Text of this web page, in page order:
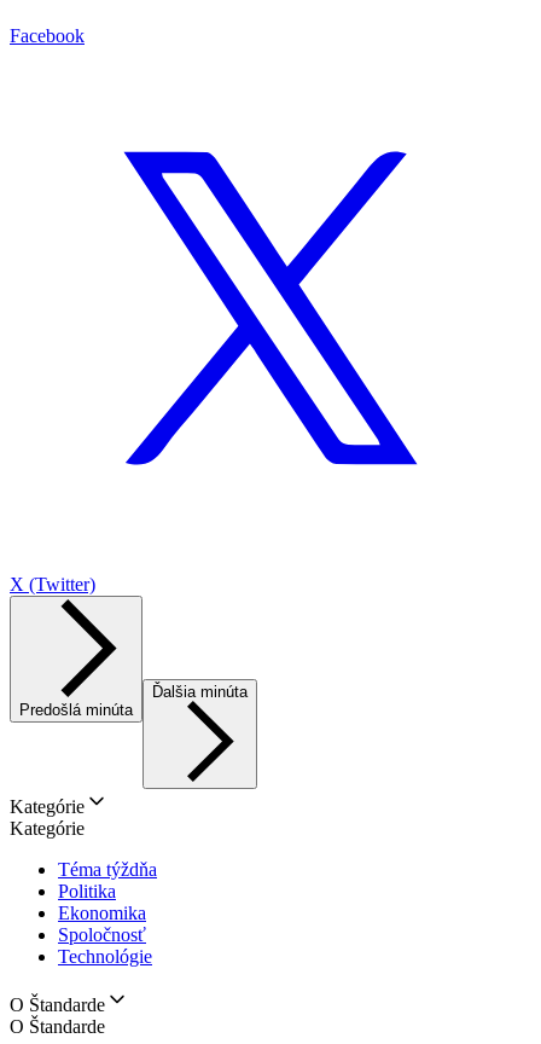
Facebook
X (Twitter)
Predošlá minúta
Ďalšia minúta
Kategórie
Kategórie
Téma týždňa
Politika
Ekonomika
Spoločnosť
Technológie
O Štandarde
O Štandarde